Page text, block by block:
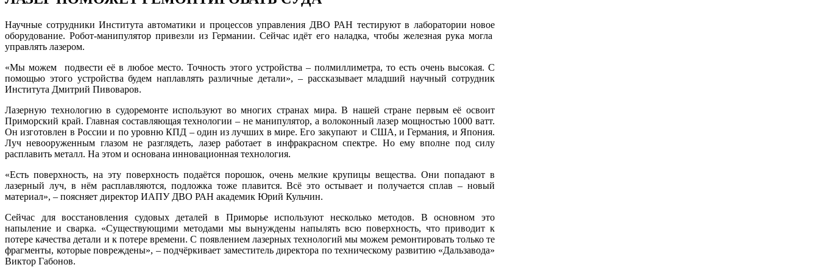
Научные сотрудники Института автоматики и процессов управления ДВО РАН тестируют в лаборатории новое
оборудование. Робот-манипулятор привезли из Германии. Сейчас идёт его наладка, чтобы железная рука могла
управлять лазером.
«Мы можем подвести её в любое место. Точность этого устройства – полмиллиметра, то есть очень высокая. С
помощью этого устройства будем наплавлять различные детали», – рассказывает младший научный сотрудник
Института Дмитрий Пивоваров.
Лазерную технологию в судоремонте используют во многих странах мира. В нашей стране первым её освоит
Приморский край. Главная составляющая технологии – не манипулятор, а волоконный лазер мощностью 1000 ватт.
Он изготовлен в России и по уровню КПД – один из лучших в мире. Его закупают и США, и Германия, и Япония.
Луч невооруженным глазом не разглядеть, лазер работает в инфракрасном спектре. Но ему вполне под силу
расплавить металл. На этом и основана инновационная технология.
«Есть поверхность, на эту поверхность подаётся порошок, очень мелкие крупицы вещества. Они попадают в
лазерный луч, в нём расплавляются, подложка тоже плавится. Всё это остывает и получается сплав – новый
материал», – поясняет директор ИАПУ ДВО РАН академик Юрий Кульчин.
Сейчас для восстановления судовых деталей в Приморье используют несколько методов. В основном это
напыление и сварка. «Существующими методами мы вынуждены напылять всю поверхность, что приводит к
потере качества детали и к потере времени. С появлением лазерных технологий мы можем ремонтировать только те
фрагменты, которые повреждены», – подчёркивает заместитель директора по техническому развитию «Дальзавода»
Виктор Габонов.